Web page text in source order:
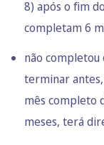
8) após o fim
completam 6
não completou
terminar
mês completo
meses, terá